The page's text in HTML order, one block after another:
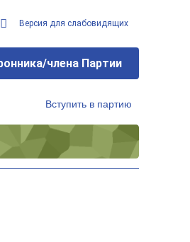
Версия для слабовидящих
члена Партии
Вступить в партию